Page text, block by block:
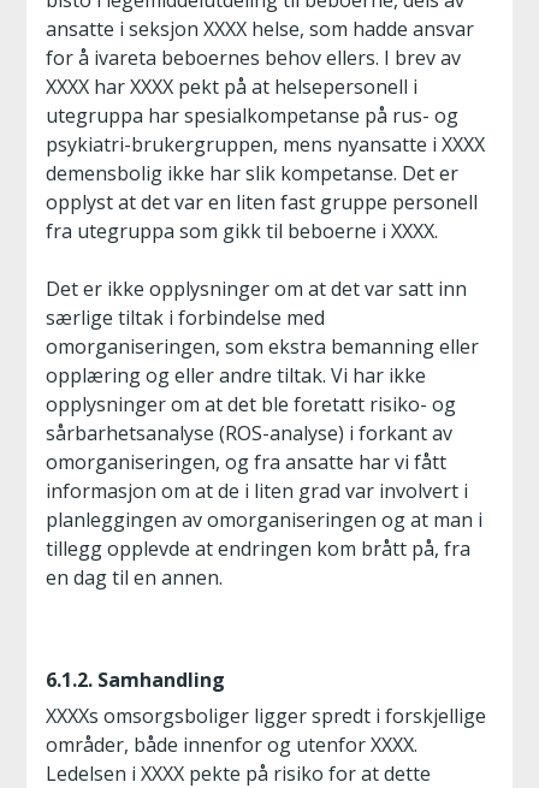
ansatte i seksjon XXXX helse, som hadde ansvar
for å ivareta beboernes behov ellers. I brev av
XXXX har XXXX pekt på at helsepersonell i
utegruppa har spesialkompetanse på rus- og
psykiatri-brukergruppen, mens nyansatte i XXXX
demensbolig ikke har slik kompetanse. Det er
opplyst at det var en liten fast gruppe personell
fra utegruppa som gikk til beboerne i XXXX.
Det er ikke opplysninger om at det var satt inn
særlige tiltak i forbindelse med
omorganiseringen, som ekstra bemanning eller
opplæring og eller andre tiltak. Vi har ikke
opplysninger om at det ble foretatt risiko- og
sårbarhetsanalyse (ROS-analyse) i forkant av
omorganiseringen, og fra ansatte har vi fått
informasjon om at de i liten grad var involvert i
planleggingen av omorganiseringen og at man i
tillegg opplevde at endringen kom brått på, fra
en dag til en annen.
6.1.2. Samhandling
XXXXs omsorgsboliger ligger spredt i forskjellige
områder, både innenfor og utenfor XXXX.
Ledelsen i XXXX pekte på risiko for at dette